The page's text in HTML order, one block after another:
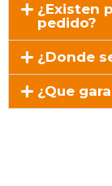
¿Existen
pedido?
¿Donde
¿Que